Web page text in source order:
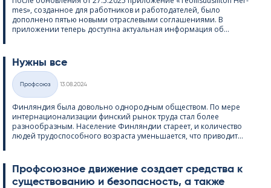
mes», созданное для работников и работодателей, было
дополнено пятью новыми отраслевыми соглашениями. В
приложении теперь доступна актуальная информация об...
Нужны все
Категории
Профсоюз
13.08.2024
Финляндия была довольно однородным обществом. По мере
интернационализации финский рынок труда стал более
разнообразным. Население Финляндии стареет, и количество
людей трудоспособного возраста уменьшается, что приводит...
Профсоюзное движение создает средства к
существованию и безопасность, а также